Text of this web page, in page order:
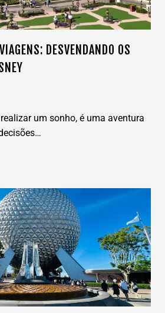
DESVENDANDO OS
um sonho, é uma aventura